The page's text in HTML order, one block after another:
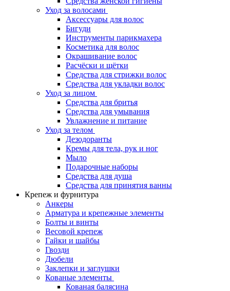
Уход за волосами
Аксессуары для волос
Бигуди
Инструменты парикмахера
Косметика для волос
Окрашивание волос
Расчёски и щётки
Средства для стрижки волос
Средства для укладки волос
Уход за лицом
Средства для бритья
Средства для умывания
Увлажнение и питание
Уход за телом
Дезодоранты
Кремы для тела, рук и ног
Мыло
Подарочные наборы
Средства для душа
Средства для принятия ванны
Крепеж и фурнитура
Анкеры
Арматура и крепежные элементы
Болты и винты
Весовой крепеж
Гайки и шайбы
Гвозди
Дюбели
Заклепки и заглушки
Кованые элементы
Кованая балясина